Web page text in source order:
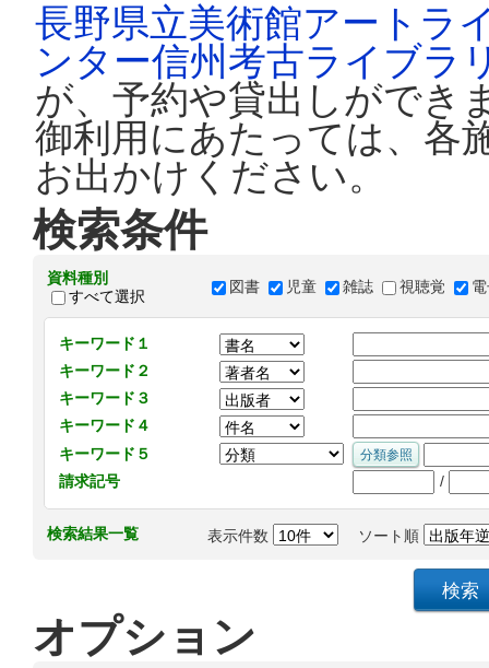
長野県立美術館アートラ
ンター信州考古ライブラ
が、予約や貸出しができ
御利用にあたっては、各
お出かけください。
検索条件
資料種別
すべて選択
図書 児童 雑誌 視聴覚
キーワード１
キーワード２
キーワード３
キーワード４
キーワード５
請求記号
/
検索結果一覧 表示件数 ソート順
オプション